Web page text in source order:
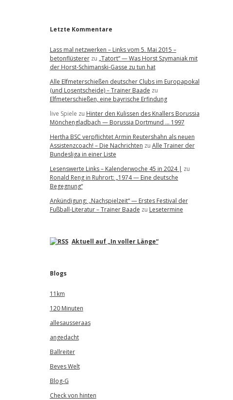
Letzte Kommentare
Lass mal netzwerken – Links vom 5. Mai 2015 –
betonflüstererzu „Tatort“ — Was Horst Szymaniak mit
der Horst-Schimanski-Gasse zu tun hat
Alle Elfmeterschießen deutscher Clubs im Europapokal
(und Losentscheide) – Trainer Baade zu
Elfmeterschießen, eine bayrische Erfindung
live Spiele zu Hinter den Kulissen des Knallers Borussia
Mönchengladbach — Borussia Dortmund … 1997
Hertha BSC verpflichtet Armin Reutershahn als neuen
Assistenzcoach! – Die Nachrichten zu Alle Trainer der
Bundesliga in einer Liste
Lesenswerte Links – Kalenderwoche 45 in 2024 | zu
Ronald Reng in Ruhrort: „1974 — Eine deutsche
Begegnung“
Ankündigung: „Nachspielzeit“ — Erstes Festival der
Fußball-Literatur – Trainer Baade zu Lesetermine
Aktuell auf „In voller Länge“
Blogs
11km
120 Minuten
allesausseraas
angedacht
Ballreiter
Beves Welt
Blog-G
Check von hinten